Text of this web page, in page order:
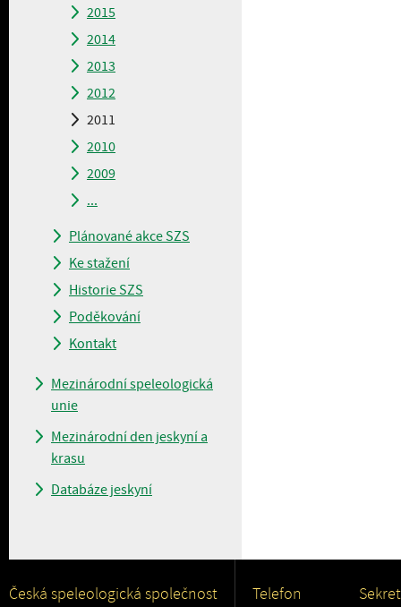
2015
2014
2013
2012
2011
2010
2009
...
Plánované akce SZS
Ke stažení
Historie SZS
Poděkování
Kontakt
Mezinárodní speleologická
unie
Mezinárodní den jeskyní a
krasu
Databáze jeskyní
Česká speleologická společnost Telefon